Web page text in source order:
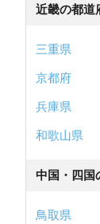
近畿の都道
三重県
京都府
兵庫県
和歌山県
中国・四国
鳥取県